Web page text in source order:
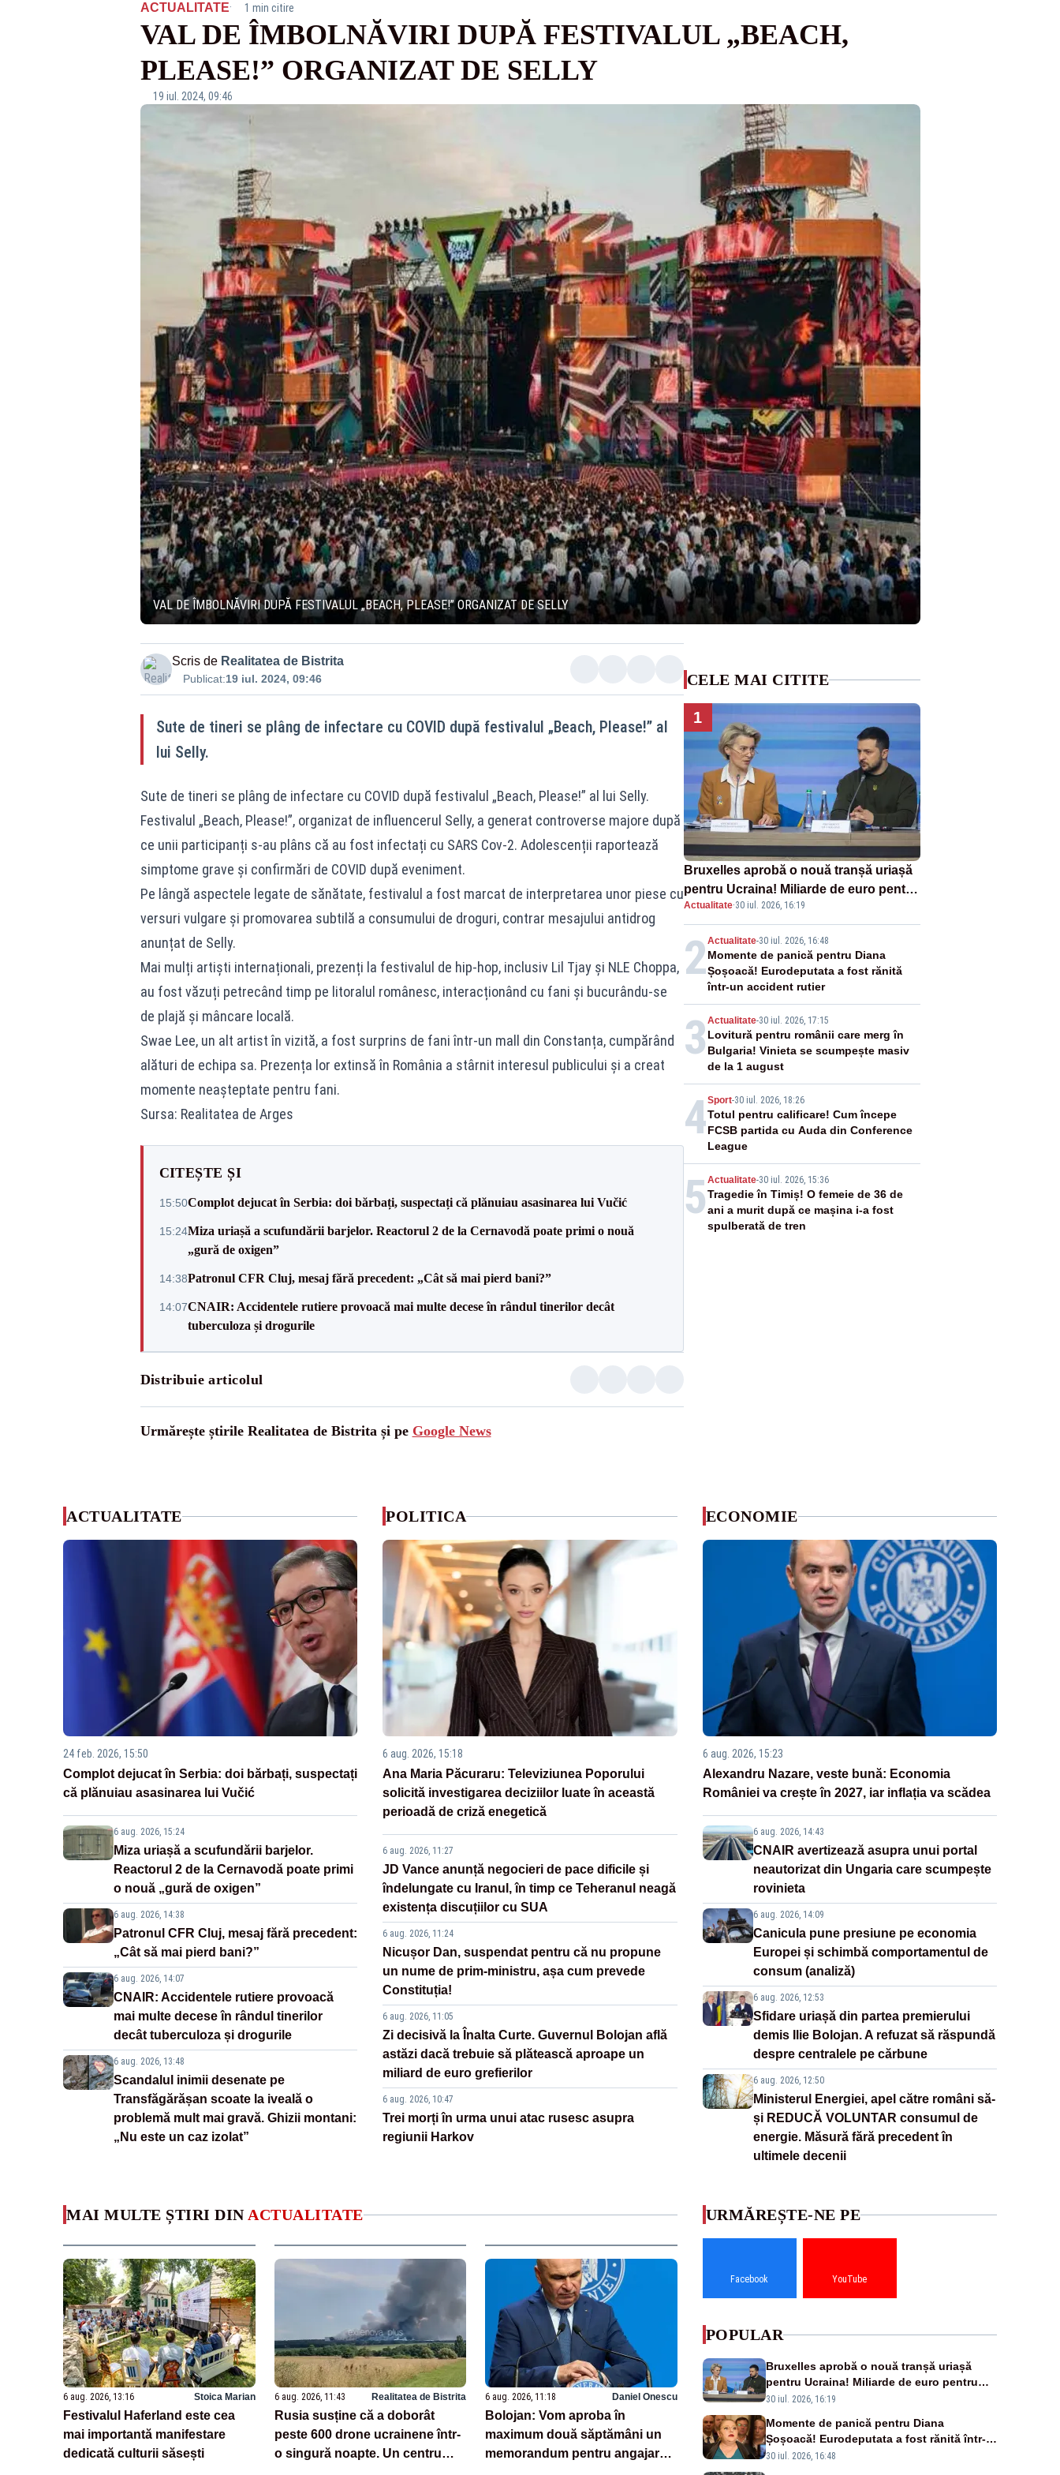
ACTUALITATE· 1 min citire
VAL DE ÎMBOLNĂVIRI DUPĂ FESTIVALUL „BEACH,
PLEASE!” ORGANIZAT DE SELLY
19 iul. 2024, 09:46
VAL DE ÎMBOLNĂVIRI DUPĂ FESTIVALUL „BEACH, PLEASE!” ORGANIZAT DE SELLY
Scris de Realitatea de Bistrita
Publicat:19 iul. 2024, 09:46
Sute de tineri se plâng de infectare cu COVID după festivalul „Beach, Please!” al
lui Selly.
Sute de tineri se plâng de infectare cu COVID după festivalul „Beach, Please!” al lui Selly.
Festivalul „Beach, Please!”, organizat de influencerul Selly, a generat controverse majore după
ce unii participanți s-au plâns că au fost infectați cu SARS Cov-2. Adolescenții raportează
simptome grave și confirmări de COVID după eveniment.
Pe lângă aspectele legate de sănătate, festivalul a fost marcat de interpretarea unor piese cu
versuri vulgare și promovarea subtilă a consumului de droguri, contrar mesajului antidrog
anunțat de Selly.
Mai mulți artiști internaționali, prezenți la festivalul de hip-hop, inclusiv Lil Tjay și NLE Choppa,
au fost văzuți petrecând timp pe litoralul românesc, interacționând cu fani și bucurându-se
de plajă și mâncare locală.
Swae Lee, un alt artist în vizită, a fost surprins de fani într-un mall din Constanța, cumpărând
alături de echipa sa. Prezența lor extinsă în România a stârnit interesul publicului și a creat
momente neașteptate pentru fani.
Sursa: Realitatea de Arges
CITEȘTE ȘI
15:50Complot dejucat în Serbia: doi bărbați, suspectați că plănuiau asasinarea lui Vučić
15:24Miza uriașă a scufundării barjelor. Reactorul 2 de la Cernavodă poate primi o nouă
„gură de oxigen”
14:38Patronul CFR Cluj, mesaj fără precedent: „Cât să mai pierd bani?”
14:07CNAIR: Accidentele rutiere provoacă mai multe decese în rândul tinerilor decât
tuberculoza și drogurile
Distribuie articolul
Urmărește știrile Realitatea de Bistrita și pe Google News
CELE MAI CITITE
1
Bruxelles aprobă o nouă tranșă uriașă
pentru Ucraina! Miliarde de euro pentru
armament și apărare
Actualitate·30 iul. 2026, 16:19
2Actualitate-30 iul. 2026, 16:48
Momente de panică pentru Diana
Șoșoacă! Eurodeputata a fost rănită
într-un accident rutier
3 Actualitate-30 iul. 2026, 17:15
Lovitură pentru românii care merg în
Bulgaria! Vinieta se scumpește masiv
de la 1 august
4Sport-30 iul. 2026, 18:26
Totul pentru calificare! Cum începe
FCSB partida cu Auda din Conference
League
5 Actualitate-30 iul. 2026, 15:36
Tragedie în Timiș! O femeie de 36 de
ani a murit după ce mașina i-a fost
spulberată de tren
ACTUALITATE
24 feb. 2026, 15:50
Complot dejucat în Serbia: doi bărbați, suspectați
că plănuiau asasinarea lui Vučić
6 aug. 2026, 15:24
Miza uriașă a scufundării barjelor.
Reactorul 2 de la Cernavodă poate primi
o nouă „gură de oxigen”
6 aug. 2026, 14:38
Patronul CFR Cluj, mesaj fără precedent:
„Cât să mai pierd bani?”
6 aug. 2026, 14:07
CNAIR: Accidentele rutiere provoacă
mai multe decese în rândul tinerilor
decât tuberculoza și drogurile
6 aug. 2026, 13:48
Scandalul inimii desenate pe
Transfăgărășan scoate la iveală o
problemă mult mai gravă. Ghizii montani:
„Nu este un caz izolat”
POLITICA
6 aug. 2026, 15:18
Ana Maria Păcuraru: Televiziunea Poporului
solicită investigarea deciziilor luate în această
perioadă de criză enegetică
6 aug. 2026, 11:27
JD Vance anunță negocieri de pace dificile și
îndelungate cu Iranul, în timp ce Teheranul neagă
existența discuțiilor cu SUA
6 aug. 2026, 11:24
Nicușor Dan, suspendat pentru că nu propune
un nume de prim-ministru, așa cum prevede
Constituția!
6 aug. 2026, 11:05
Zi decisivă la Înalta Curte. Guvernul Bolojan află
astăzi dacă trebuie să plătească aproape un
miliard de euro grefierilor
6 aug. 2026, 10:47
Trei morți în urma unui atac rusesc asupra
regiunii Harkov
ECONOMIE
6 aug. 2026, 15:23
Alexandru Nazare, veste bună: Economia
României va crește în 2027, iar inflația va scădea
6 aug. 2026, 14:43
CNAIR avertizează asupra unui portal
neautorizat din Ungaria care scumpește
rovinieta
6 aug. 2026, 14:09
Canicula pune presiune pe economia
Europei și schimbă comportamentul de
consum (analiză)
6 aug. 2026, 12:53
Sfidare uriașă din partea premierului
demis Ilie Bolojan. A refuzat să răspundă
despre centralele pe cărbune
6 aug. 2026, 12:50
Ministerul Energiei, apel către români să-
și REDUCĂ VOLUNTAR consumul de
energie. Măsură fără precedent în
ultimele decenii
MAI MULTE ȘTIRI DIN ACTUALITATE
6 aug. 2026, 13:16 Stoica Marian
Festivalul Haferland este cea
mai importantă manifestare
dedicată culturii săsești
6 aug. 2026, 11:43 Realitatea de Bistrita
Rusia susține că a doborât
peste 600 drone ucrainene într-
o singură noapte. Un centru
6 aug. 2026, 11:18 Daniel Onescu
Bolojan: Vom aproba în
maximum două săptămâni un
memorandum pentru angajarea
URMĂREȘTE-NE PE
Facebook YouTube
POPULAR
Bruxelles aprobă o nouă tranșă uriașă
pentru Ucraina! Miliarde de euro pentru
armament și apărare
30 iul. 2026, 16:19
Momente de panică pentru Diana
Șoșoacă! Eurodeputata a fost rănită într-
un accident rutier
30 iul. 2026, 16:48